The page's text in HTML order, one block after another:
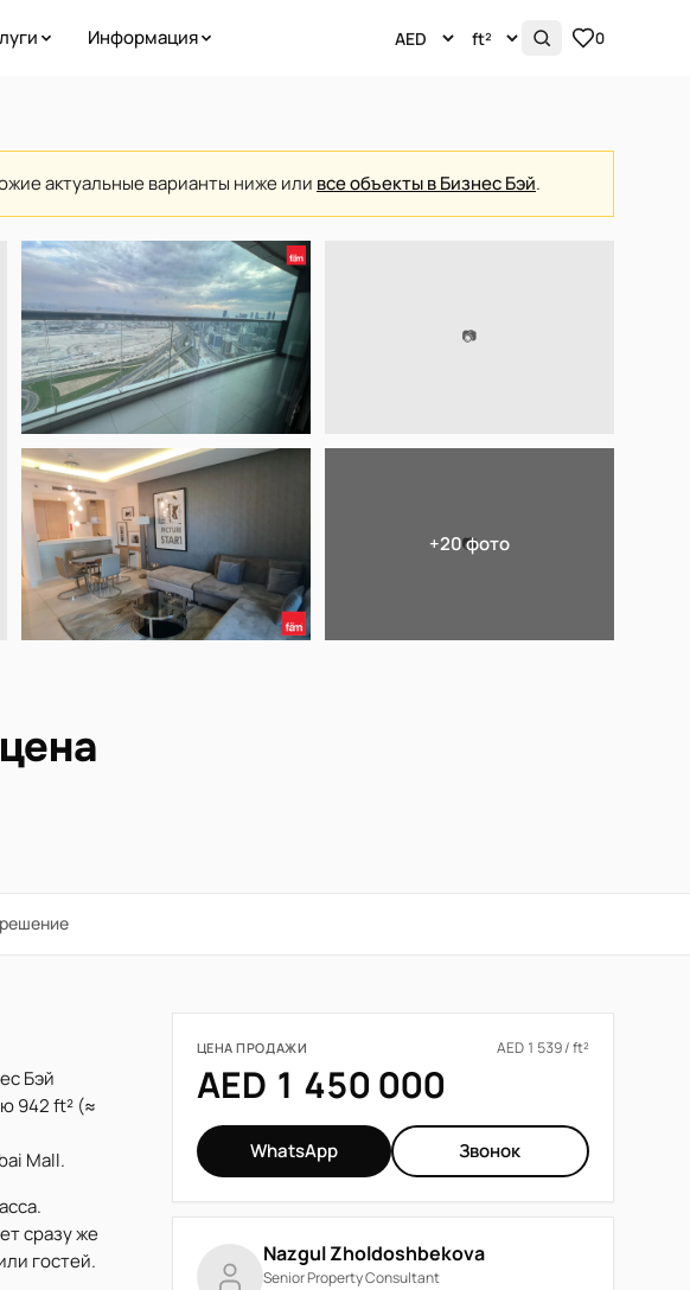
Информация 0
актуальные варианты ниже или все объекты в Бизнес Бэй.
📷
📷
+20 фото
Бэй
942 ft² (≈
Mall.
сразу же
гостей.
ЦЕНА ПРОДАЖИ AED 1 539 / ft²
AED 1 450 000
WhatsApp Звонок
Nazgul Zholdoshbekova
Senior Property Consultant